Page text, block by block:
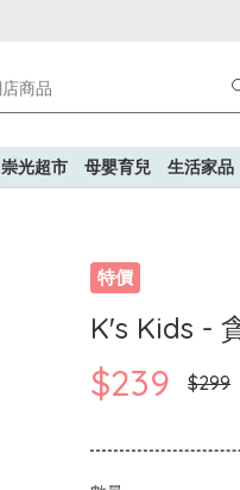
崇光超市 母嬰育兒 生活家品
特價
K's Kids -
$239 $299